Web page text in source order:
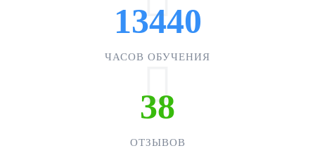
13440
ЧАСОВ ОБУЧЕНИЯ
38
ОТЗЫВОВ